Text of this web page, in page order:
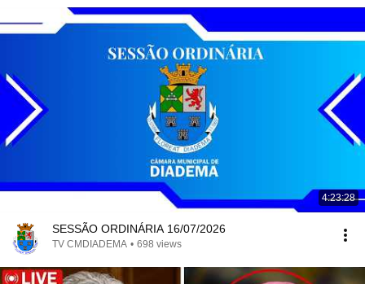
4:23:28
SESSÃO ORDINÁRIA 16/07/2026
TV CMDIADEMA • 698 views